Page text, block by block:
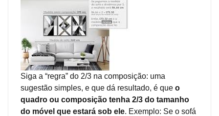
Siga a “regra” do 2/3 na composição: uma
sugestão simples, e que dá resultado, é que o
quadro ou composição tenha 2/3 do tamanho
do móvel que estará sob ele. Exemplo: Se o sofá